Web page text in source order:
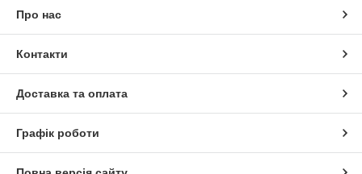
Про нас
Контакти
Доставка та оплата
Графік роботи